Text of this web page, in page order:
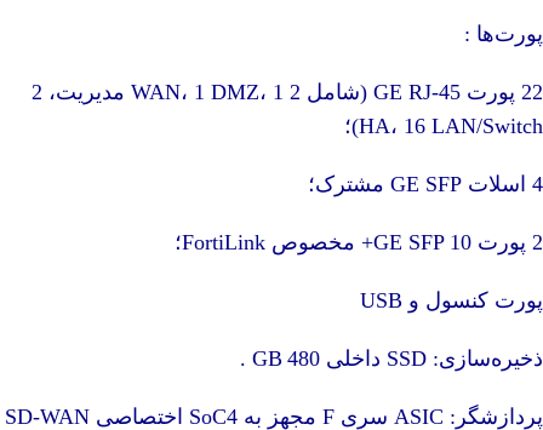
پورت‌ها :
22 پورت GE RJ‑45 (شامل 2 WAN، 1 DMZ، 1 مدیریت، 2
HA، 16 LAN/Switch)؛
4 اسلات GE SFP مشترک؛
2 پورت 10 GE SFP+ مخصوص FortiLink؛
پورت کنسول و USB
ذخیره‌سازی: SSD داخلی 480 GB .
پردازشگر: ASIC سری F مجهز به SoC4 اختصاصی SD‑WAN